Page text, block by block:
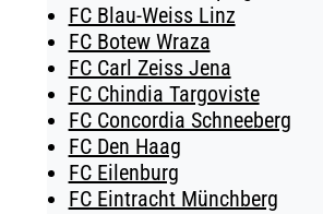
FC Blau-Weiss Linz
FC Botew Wraza
FC Carl Zeiss Jena
FC Chindia Targoviste
FC Concordia Schneeberg
FC Den Haag
FC Eilenburg
FC Eintracht Münchberg